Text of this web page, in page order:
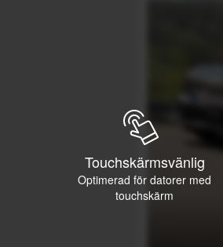
Touchskärmsvänlig
Optimerad för datorer med
touchskärm